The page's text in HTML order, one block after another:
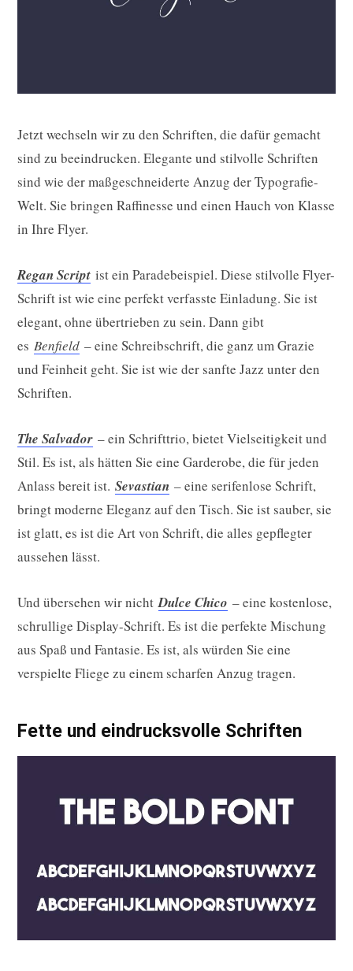
Jetzt wechseln wir zu den Schriften, die dafür gemacht
sind zu beeindrucken. Elegante und stilvolle Schriften
sind wie der maßgeschneiderte Anzug der Typografie-
Welt. Sie bringen Raffinesse und einen Hauch von Klasse
in Ihre Flyer.
Regan Script ist ein Paradebeispiel. Diese stilvolle Flyer-
Schrift ist wie eine perfekt verfasste Einladung. Sie ist
elegant, ohne übertrieben zu sein. Dann gibt
es Benfield – eine Schreibschrift, die ganz um Grazie
und Feinheit geht. Sie ist wie der sanfte Jazz unter den
Schriften.
The Salvador – ein Schrifttrio, bietet Vielseitigkeit und
Stil. Es ist, als hätten Sie eine Garderobe, die für jeden
Anlass bereit ist. Sevastian – eine serifenlose Schrift,
bringt moderne Eleganz auf den Tisch. Sie ist sauber, sie
ist glatt, es ist die Art von Schrift, die alles gepflegter
aussehen lässt.
Und übersehen wir nichtDulce Chico – eine kostenlose,
schrullige Display-Schrift. Es ist die perfekte Mischung
aus Spaß und Fantasie. Es ist, als würden Sie eine
verspielte Fliege zu einem scharfen Anzug tragen.
Fette und eindrucksvolle Schriften